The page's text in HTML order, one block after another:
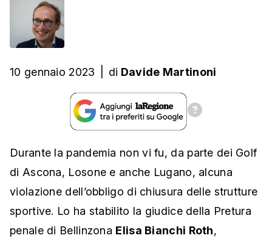
10 gennaio 2023 di Davide Martinoni
Durante la pandemia non vi fu, da parte dei Golf
di Ascona, Losone e anche Lugano, alcuna
violazione dell’obbligo di chiusura delle strutture
sportive. Lo ha stabilito la giudice della Pretura
penale di Bellinzona Elisa Bianchi Roth,